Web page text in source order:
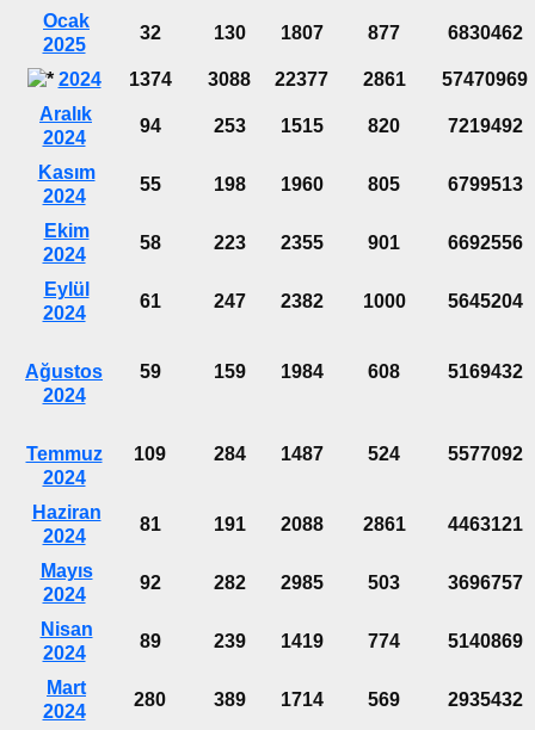
Ocak
2025
32 130 1807 877 6830462
2024 1374 3088 22377 2861
57470969
Aralık
2024
94 253 1515 820 7219492
Kasım
2024
55 198 1960 805 6799513
Ekim
2024
58 223 2355 901 6692556
Eylül
2024
61 247 2382 1000 5645204
Ağustos
2024
59 159 1984 608 5169432
Temmuz
2024
109 284 1487 524 5577092
Haziran
2024
81 191 2088 2861 4463121
Mayıs
2024
92 282 2985 503 3696757
Nisan
2024
89 239 1419 774 5140869
Mart
2024
280 389 1714 569 2935432